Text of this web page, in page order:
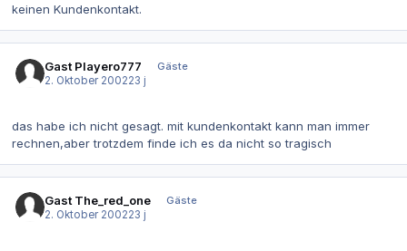
keinen Kundenkontakt.
Gast Playero777
Gäste
2. Oktober 200223 j
das habe ich nicht gesagt. mit kundenkontakt kann man immer
rechnen,aber trotzdem finde ich es da nicht so tragisch
Gast The_red_one
Gäste
2. Oktober 200223 j